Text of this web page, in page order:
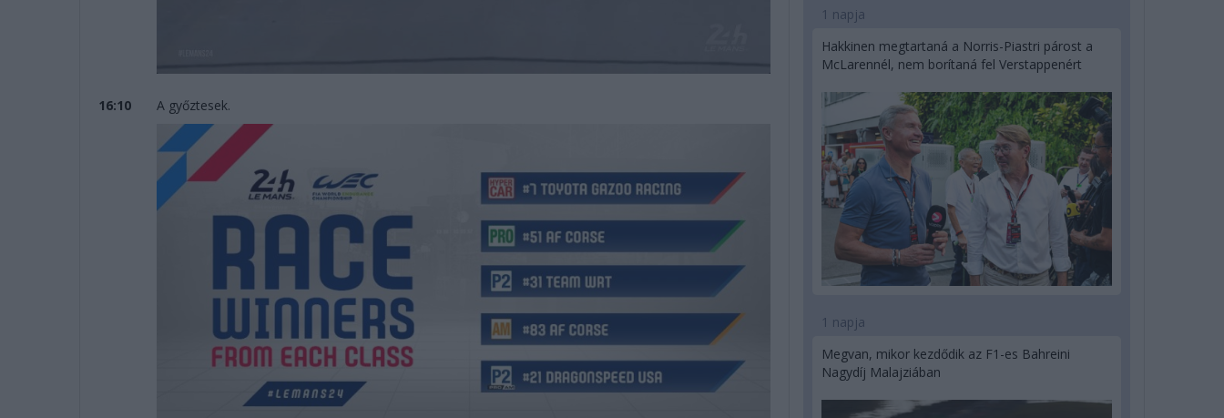
16:10 A győztesek.
1 napja
Hakkinen megtartaná a Norris-Piastri párost a
McLarennél, nem borítaná fel Verstappenért
1 napja
Megvan, mikor kezdődik az F1-es Bahreini
Nagydíj Malajziában